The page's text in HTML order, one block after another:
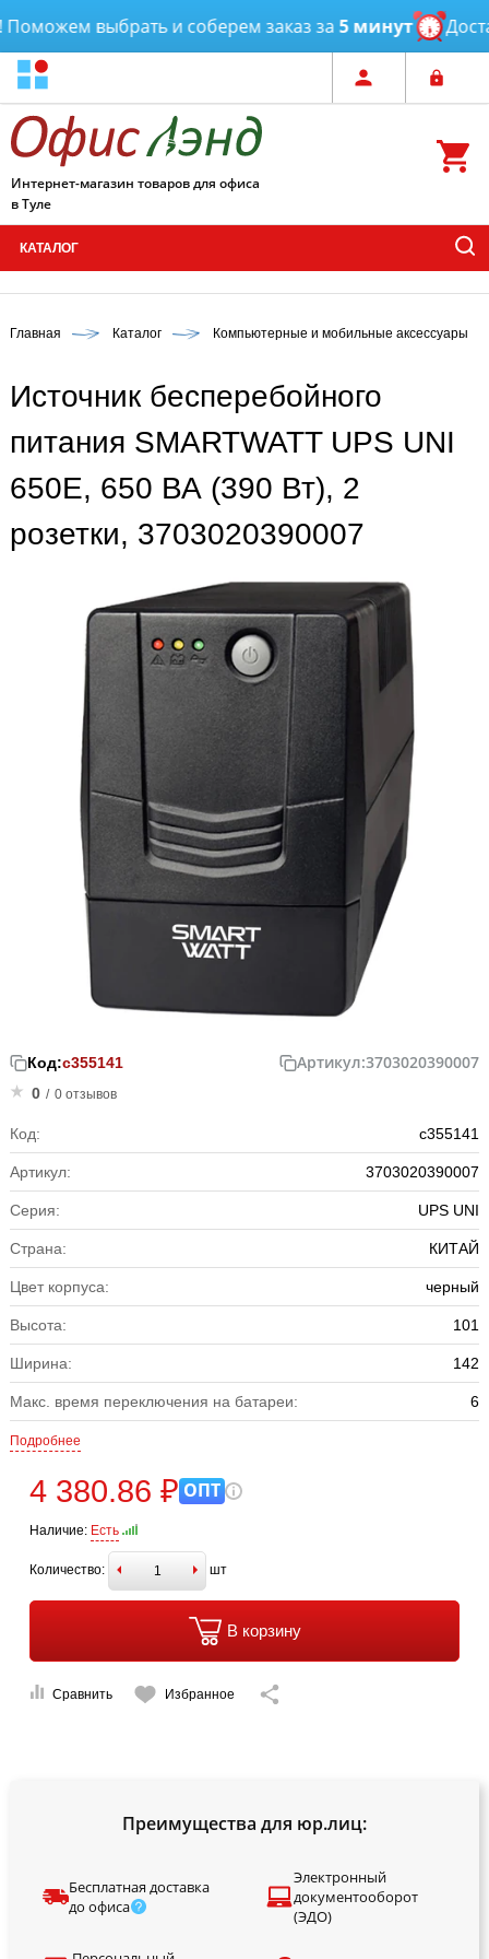
выбрать и соберем заказ за5 минут
Интернет-магазин товаров для офиса
в Туле
КАТАЛОГ
Главная Каталог Компьютерные и мобильные аксессуары
Источник бесперебойного
питания SMARTWATT UPS UNI
650E, 650 ВА (390 Вт), 2
розетки, 3703020390007
Код:с355141 Артикул:3703020390007
0 / 0 отзывов
Код: с355141
Артикул: 3703020390007
Серия: UPS UNI
Страна: КИТАЙ
Цвет корпуса: черный
Высота: 101
Ширина: 142
Макс. время переключения на батареи: 6
Подробнее
4 380.86 ₽ ОПТ
Наличие: Есть
Количество: шт
В корзину
Сравнить Избранное
Преимущества для юр.лиц:
Бесплатная доставка
до офиса
Электронный
документооборот
(ЭДО)